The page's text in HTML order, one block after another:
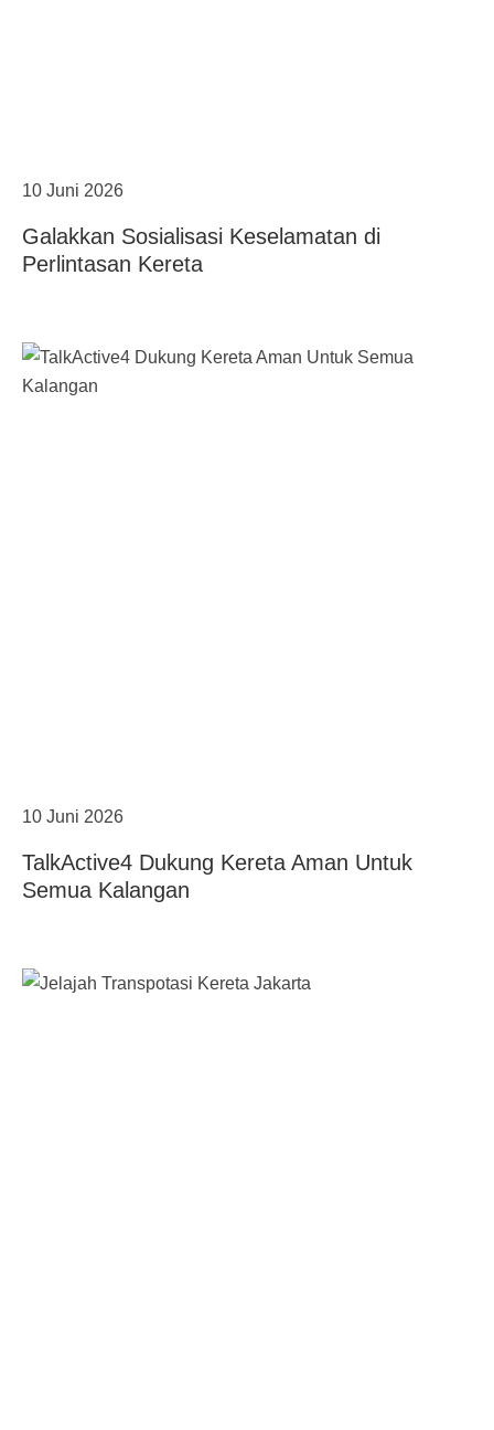
10 Juni 2026
Galakkan Sosialisasi Keselamatan di
Perlintasan Kereta
10 Juni 2026
TalkActive4 Dukung Kereta Aman Untuk
Semua Kalangan